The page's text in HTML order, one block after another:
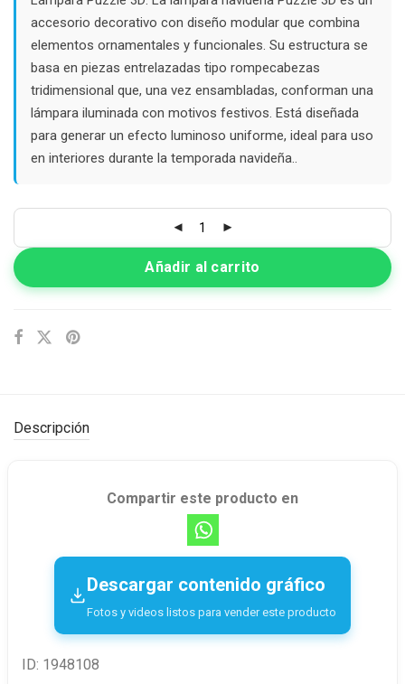
accesorio decorativo con diseño modular que combina
elementos ornamentales y funcionales. Su estructura se
basa en piezas entrelazadas tipo rompecabezas
tridimensional que, una vez ensambladas, conforman una
lámpara iluminada con motivos festivos. Está diseñada
para generar un efecto luminoso uniforme, ideal para uso
en interiores durante la temporada navideña..
Añadir al carrito
Descripción
Compartir este producto en
Descargar contenido gráfico
Fotos y videos listos para vender este producto
ID: 1948108